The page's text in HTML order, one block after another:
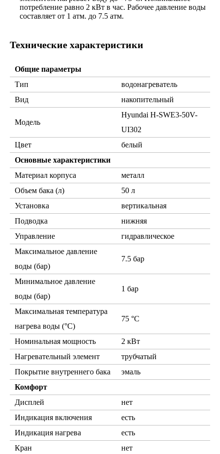
потребление равно 2 кВт в час. Рабочее давление воды
составляет от 1 атм. до 7.5 атм.
Технические характеристики
Общие параметры
Тип
водонагреватель
Вид
накопительный
Модель
Hyundai H-SWE3-50V-
UI302
Цвет
белый
Основные характеристики
Материал корпуса
металл
Объем бака (л)
50 л
Установка
вертикальная
Подводка
нижняя
Управление
гидравлическое
Максимальное давление
воды (бар)
7.5 бар
Минимальное давление
воды (бар)
1 бар
Максимальная температура
нагрева воды (°С)
75 °С
Номинальная мощность
2 кВт
Нагревательный элемент
трубчатый
Покрытие внутреннего бака
эмаль
Комфорт
Дисплей
нет
Индикация включения
есть
Индикация нагрева
есть
Кран
нет